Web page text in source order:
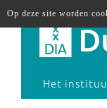
Het
Op deze site worden